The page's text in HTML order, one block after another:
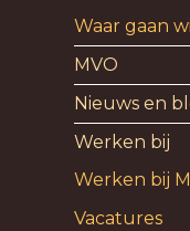
Waar gaan
MVO
Nieuws en
Werken bij
Werken bij
Vacatures